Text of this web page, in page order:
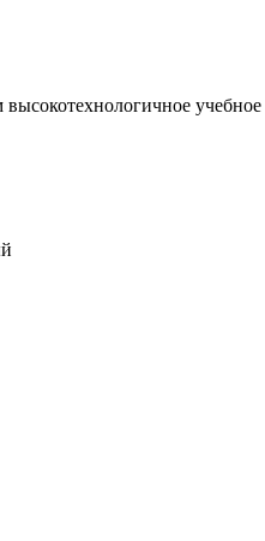
высокотехнологичное учебное